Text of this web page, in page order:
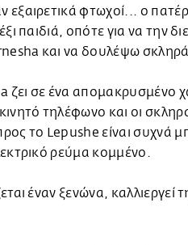
εξαιρετικά φτωχοί... ο
παιδιά, οπότε για να την
και να δουλέψω
ζει σε ένα απομακρυσμένο
τηλέφωνο και οι
το Lepushe είναι συχνά
ρεύμα κομμένο.
έναν ξενώνα, καλλιεργεί